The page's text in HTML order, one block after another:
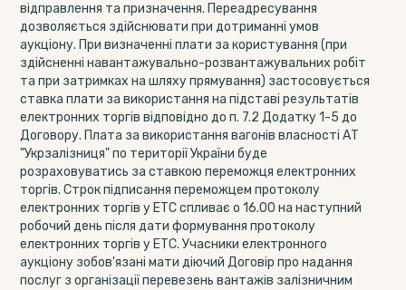
відправлення та призначення. Переадресування
дозволяється здійснювати при дотриманні умов
аукціону. При визначенні плати за користування (при
здійсненні навантажувально-розвантажувальних робіт
та при затримках на шляху прямування) застосовується
ставка плати за використання на підставі результатів
електронних торгів відповідно до п. 7.2 Додатку 1-5 до
Договору. Плата за використання вагонів власності АТ
"Укрзалізниця" по території України буде
розраховуватись за ставкою переможця електронних
торгів. Строк підписання переможцем протоколу
електронних торгів у ЕТС спливає о 16.00 на наступний
робочий день після дати формування протоколу
електронних торгів у ЕТС. Учасники електронного
аукціону зобов'язані мати діючий Договір про надання
послуг з організації перевезень вантажів залізничним